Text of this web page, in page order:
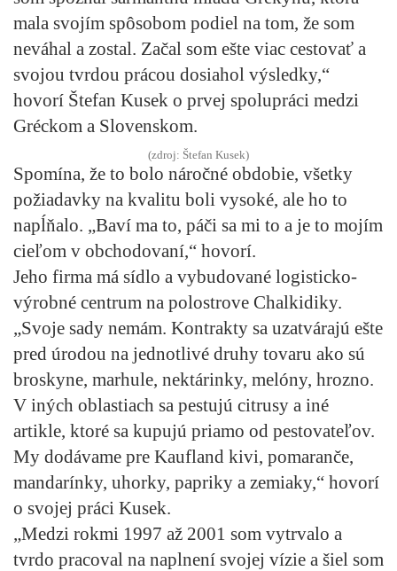
mala svojím spôsobom podiel na tom, že som
neváhal a zostal. Začal som ešte viac cestovať a
svojou tvrdou prácou dosiahol výsledky,“
hovorí Štefan Kusek o prvej spolupráci medzi
Gréckom a Slovenskom.
(zdroj: Štefan Kusek)
Spomína, že to bolo náročné obdobie, všetky
požiadavky na kvalitu boli vysoké, ale ho to
napĺňalo. „Baví ma to, páči sa mi to a je to mojím
cieľom v obchodovaní,“ hovorí.
Jeho firma má sídlo a vybudované logisticko-
výrobné centrum na polostrove Chalkidiky.
„Svoje sady nemám. Kontrakty sa uzatvárajú ešte
pred úrodou na jednotlivé druhy tovaru ako sú
broskyne, marhule, nektárinky, melóny, hrozno.
V iných oblastiach sa pestujú citrusy a iné
artikle, ktoré sa kupujú priamo od pestovateľov.
My dodávame pre Kaufland kivi, pomaranče,
mandarínky, uhorky, papriky a zemiaky,“ hovorí
o svojej práci Kusek.
„Medzi rokmi 1997 až 2001 som vytrvalo a
tvrdo pracoval na naplnení svojej vízie a šiel som